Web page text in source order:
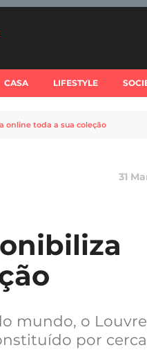
CASA LIFESTYLE
online toda a sua coleção
31
mundo, o
por